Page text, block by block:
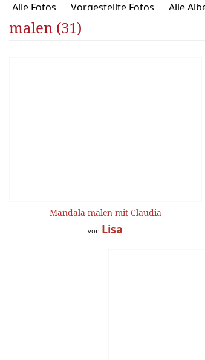
Alle Fotos Vorgestellte Fotos Alle
malen (31)
Mandala malen mit Claudia
von Lisa